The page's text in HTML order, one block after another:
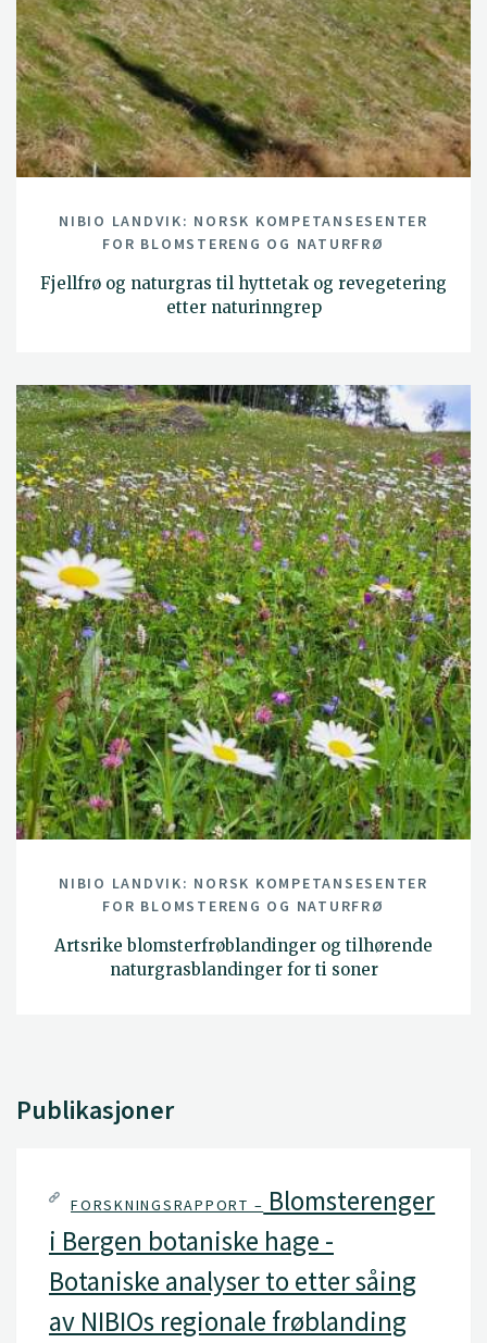
NIBIO LANDVIK: NORSK KOMPETANSESENTER
FOR BLOMSTERENG OG NATURFRØ
Fjellfrø og naturgras til hyttetak og revegetering
etter naturinngrep
NIBIO LANDVIK: NORSK KOMPETANSESENTER
FOR BLOMSTERENG OG NATURFRØ
Artsrike blomsterfrøblandinger og tilhørende
naturgrasblandinger for ti soner
Publikasjoner
FORSKNINGSRAPPORT – Blomsterenger
i Bergen botaniske hage -
Botaniske analyser to etter såing
av NIBIOs regionale frøblanding